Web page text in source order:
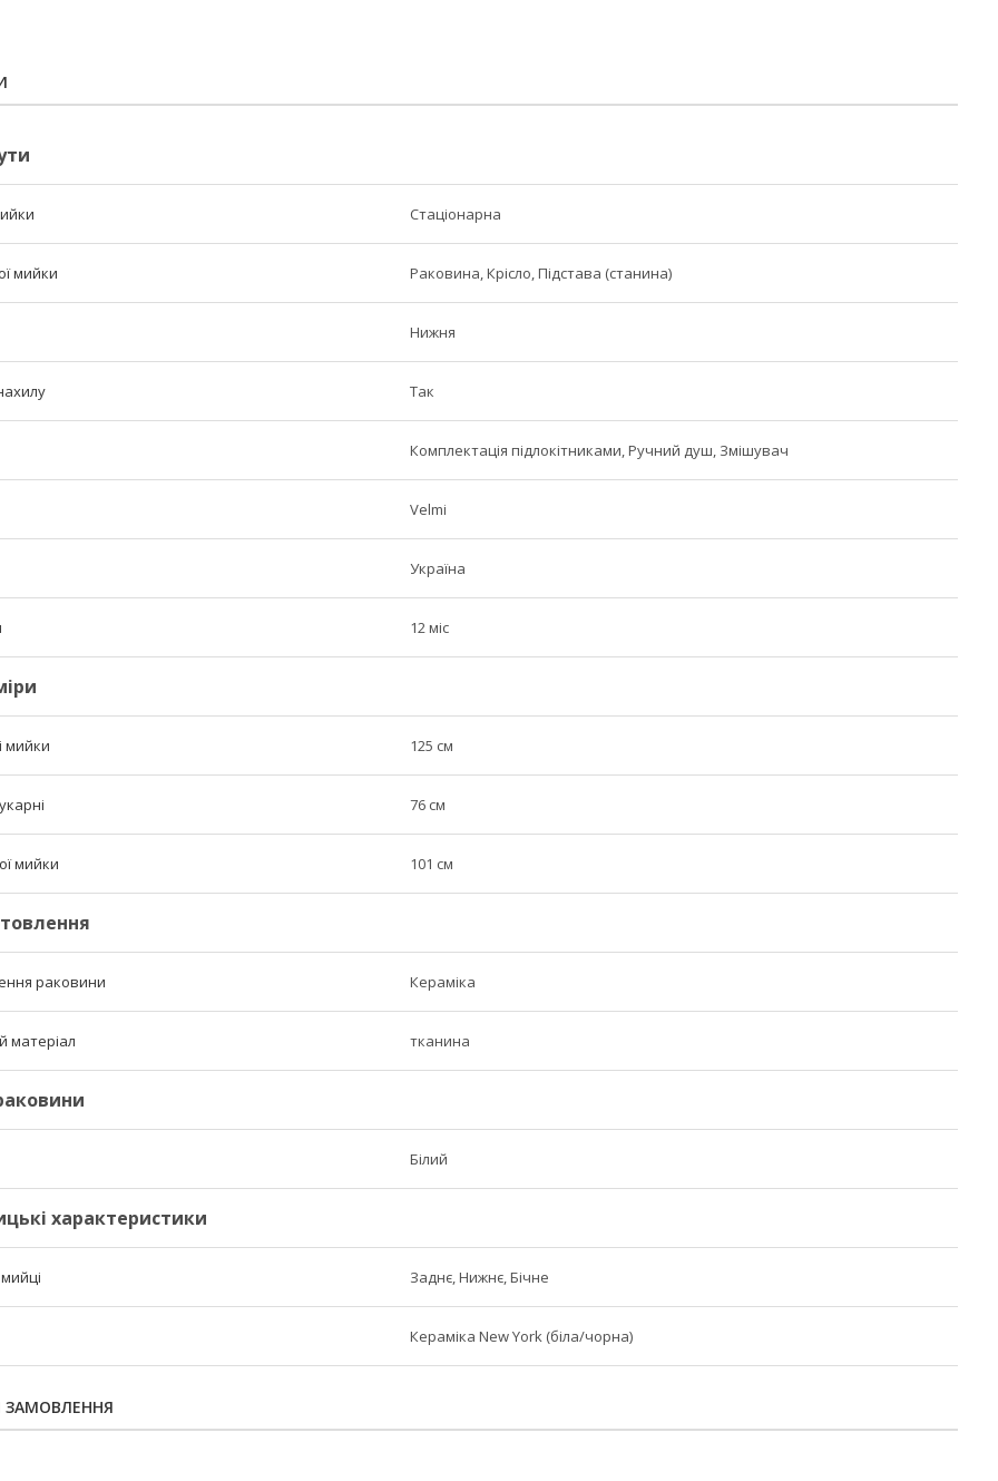
Стаціонарна
мийки Раковина, Крісло, Підстава (станина)
Нижня
Так
Комплектація підлокітниками, Ручний душ, Змішувач
Velmi
Україна
12 міс
мийки 125 см
76 см
мийки 101 см
раковини Кераміка
матеріал тканина
Білий
характеристики
Заднє, Нижнє, Бічне
Кераміка New York (біла/чорна)
ЗАМОВЛЕННЯ